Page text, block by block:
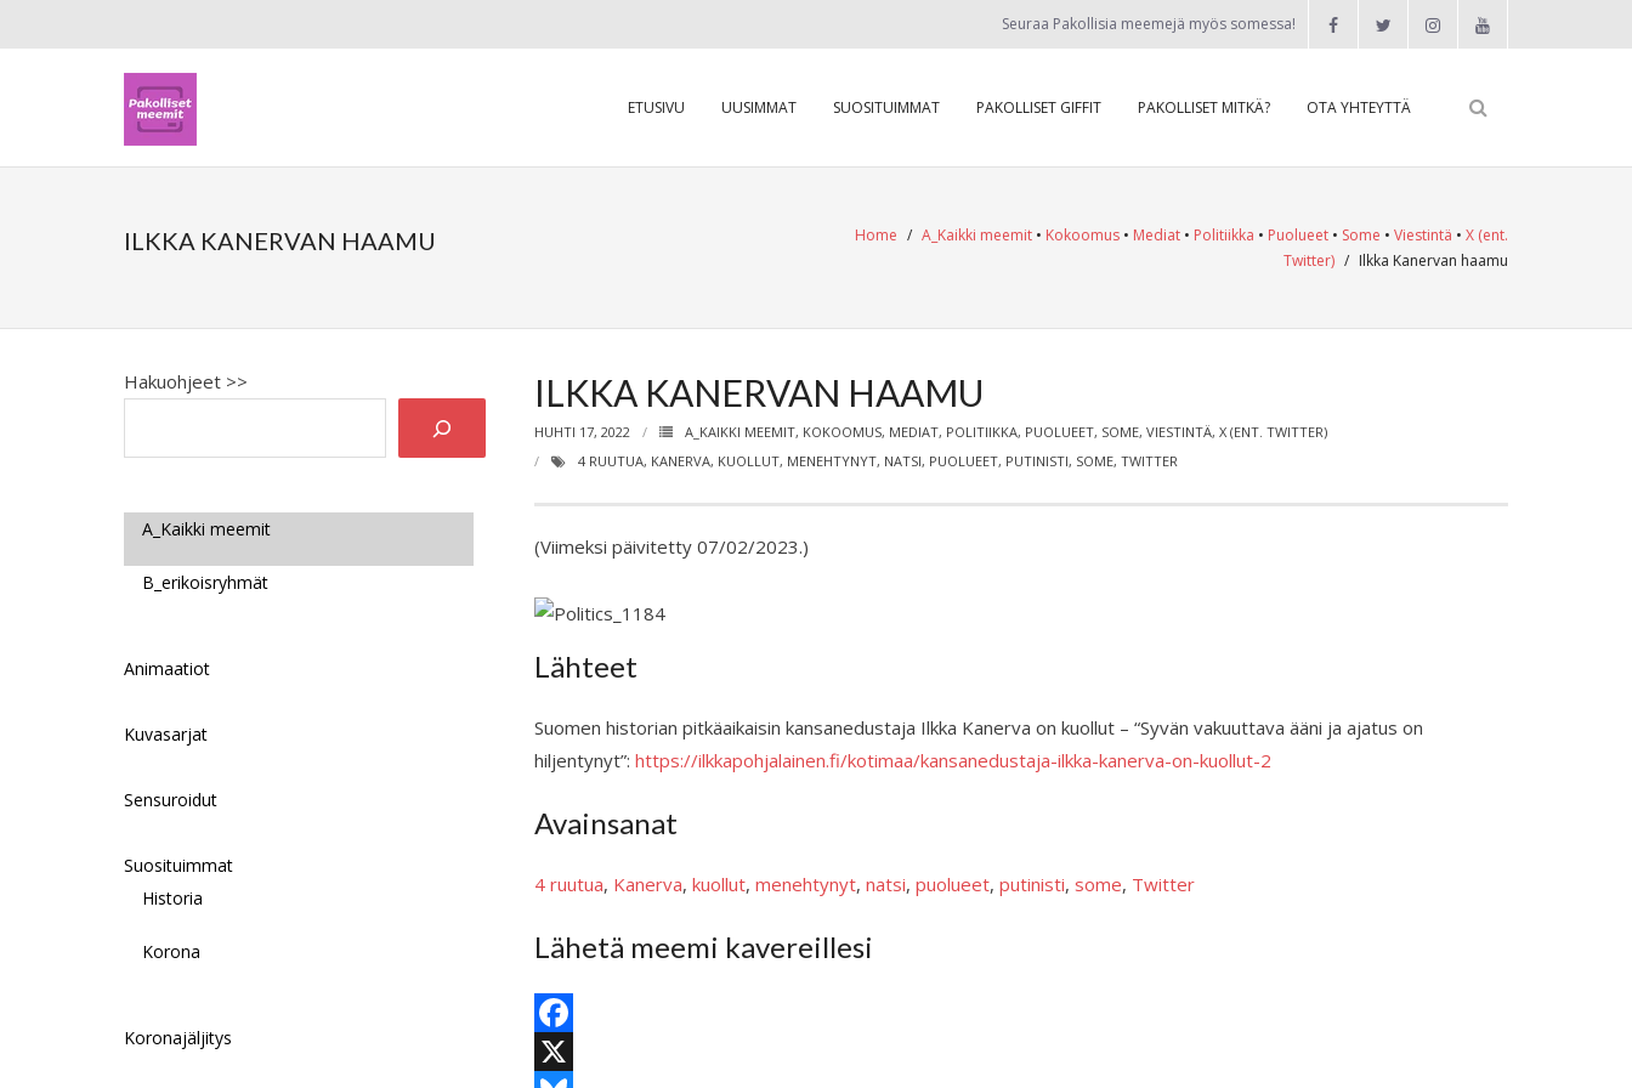
Seuraa Pakollisia meemejä myös somessa!
ETUSIVU UUSIMMAT SUOSITUIMMAT PAKOLLISET GIFFIT PAKOLLISET MITKÄ? OTA YHTEYTTÄ
ILKKA KANERVAN HAAMU Home / A_Kaikki meemit • Kokoomus • Mediat • Politiikka • Puolueet • Some • Viestintä • X (ent.
Twitter) / Ilkka Kanervan haamu
ILKKA KANERVAN HAAMU
HUHTI 17, 2022 A_KAIKKI MEEMIT, KOKOOMUS, MEDIAT, POLITIIKKA, PUOLUEET, SOME, VIESTINTÄ, X (ENT. TWITTER)
4 RUUTUA, KANERVA, KUOLLUT, MENEHTYNYT, NATSI, PUOLUEET, PUTINISTI, SOME, TWITTER
(Viimeksi päivitetty 07/02/2023.)
Lähteet
Suomen historian pitkäaikaisin kansanedustaja Ilkka Kanerva on kuollut – “Syvän vakuuttava ääni ja ajatus on
hiljentynyt”: https://ilkkapohjalainen.fi/kotimaa/kansanedustaja-ilkka-kanerva-on-kuollut-2
Avainsanat
4 ruutua, Kanerva, kuollut, menehtynyt, natsi, puolueet, putinisti, some, Twitter
Lähetä meemi kavereillesi
F
Hakuohjeet >>
A_Kaikki meemit
B_erikoisryhmät
Animaatiot
Kuvasarjat
Sensuroidut
Suosituimmat
Historia
Korona
Koronajäljitys